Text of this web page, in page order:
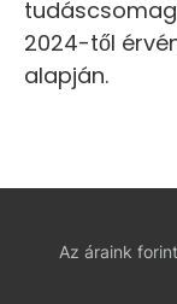
2024-től
alapján.
Az áraink